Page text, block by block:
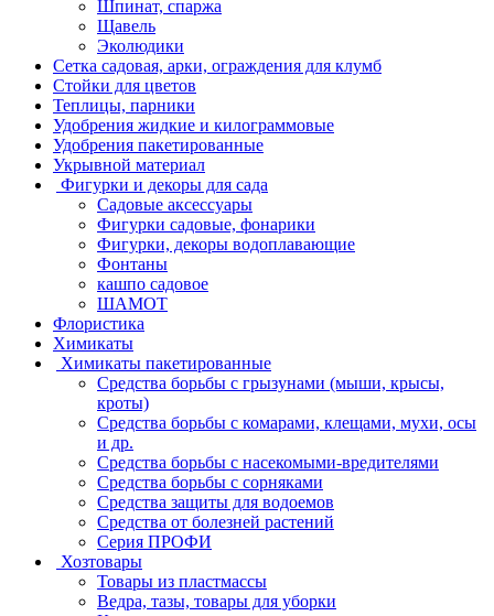
Шпинат, спаржа
Щавель
Эколюдики
Сетка садовая, арки, ограждения для клумб
Стойки для цветов
Теплицы, парники
Удобрения жидкие и килограммовые
Удобрения пакетированные
Укрывной материал
Фигурки и декоры для сада
Садовые аксессуары
Фигурки садовые, фонарики
Фигурки, декоры водоплавающие
Фонтаны
кашпо садовое
ШАМОТ
Флористика
Химикаты
Химикаты пакетированные
Средства борьбы с грызунами (мыши, крысы,
кроты)
Средства борьбы с комарами, клещами, мухи, осы
и др.
Средства борьбы с насекомыми-вредителями
Средства борьбы с сорняками
Средства защиты для водоемов
Средства от болезней растений
Серия ПРОФИ
Хозтовары
Товары из пластмассы
Ведра, тазы, товары для уборки